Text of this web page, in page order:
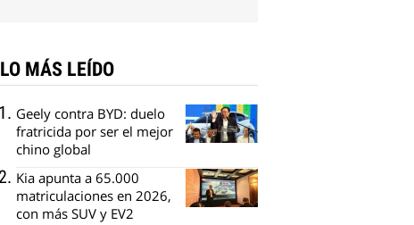
LO MÁS LEÍDO
Geely contra BYD: duelo
fratricida por ser el mejor
chino global
Kia apunta a 65.000
matriculaciones en 2026,
con más SUV y EV2